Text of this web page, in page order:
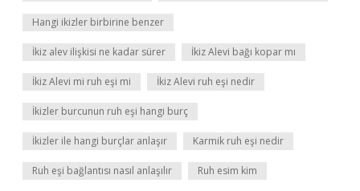
Hangi ikizler birbirine benzer
İkiz alev ilişkisi ne kadar sürer İkiz Alevi bağı kopar mı
İkiz Alevi mi ruh eşi mi İkiz Alevi ruh eşi nedir
İkizler burcunun ruh eşi hangi burç
İkizler ile hangi burçlar anlaşır Karmik ruh eşi nedir
Ruh eşi bağlantısı nasıl anlaşılır Ruh esim kim